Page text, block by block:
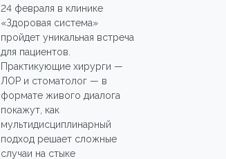
24 февраля в клинике
«Здоровая система»
пройдет уникальная встреча
для пациентов.
Практикующие хирурги —
ЛОР и стоматолог — в
формате живого диалога
покажут, как
мультидисциплинарный
подход решает сложные
случаи на стыке